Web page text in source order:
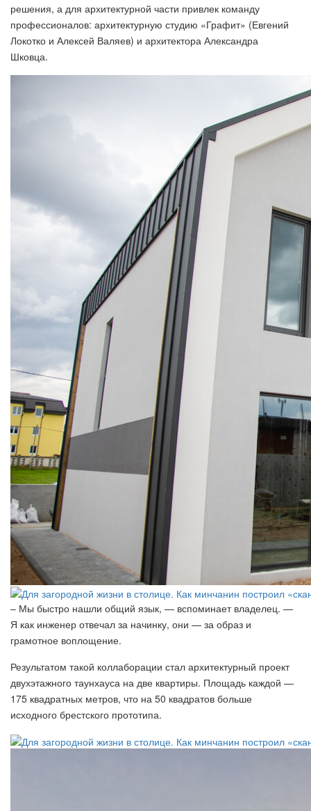
решения, а для архитектурной части привлек команду
профессионалов: архитектурную студию «Графит» (Евгений
Локотко и Алексей Валяев) и архитектора Александра
Шковца.
– Мы быстро нашли общий язык, — вспоминает владелец. —
Я как инженер отвечал за начинку, они — за образ и
грамотное воплощение.
Результатом такой коллаборации стал архитектурный проект
двухэтажного таунхауса на две квартиры. Площадь каждой —
175 квадратных метров, что на 50 квадратов больше
исходного брестского прототипа.